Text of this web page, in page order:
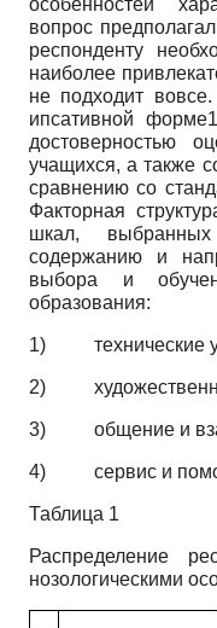
особенностей
вопрос
респонденту
наиболее
не подходит
ипсативной
достоверностью
учащихся, а также
сравнению со
Факторная
шкал,
содержанию и
выбора и
образования:
1) технические
2)
3) общение и
4) сервис и
Таблица 1
Распределение
нозологическими